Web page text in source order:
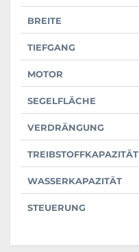
BREITE
TIEFGANG
MOTOR
SEGELFLÄCHE
VERDRÄNGUNG
TREIBSTOFFKAPAZITÄT
WASSERKAPAZITÄT
STEUERUNG